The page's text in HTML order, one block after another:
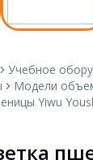
Учебное
Модели
Yiwu